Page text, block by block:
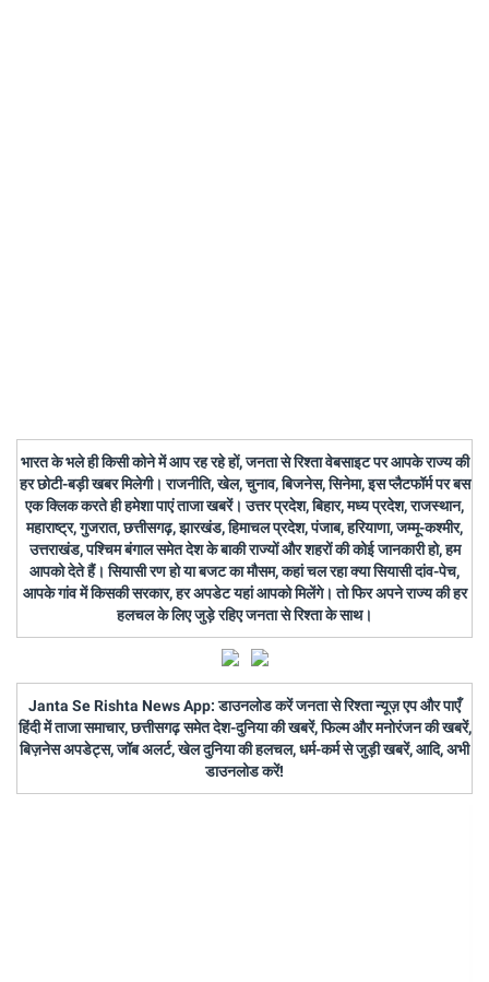
भारत के भले ही किसी कोने में आप रह रहे हों, जनता से रिश्ता वेबसाइट पर आपके राज्य की
हर छोटी-बड़ी खबर मिलेगी। राजनीति, खेल, चुनाव, बिजनेस, सिनेमा, इस प्लैटफॉर्म पर बस
एक क्लिक करते ही हमेशा पाएं ताजा खबरें। उत्तर प्रदेश, बिहार, मध्य प्रदेश, राजस्थान,
महाराष्ट्र, गुजरात, छत्तीसगढ़, झारखंड, हिमाचल प्रदेश, पंजाब, हरियाणा, जम्मू-कश्मीर,
उत्तराखंड, पश्चिम बंगाल समेत देश के बाकी राज्यों और शहरों की कोई जानकारी हो, हम
आपको देते हैं। सियासी रण हो या बजट का मौसम, कहां चल रहा क्या सियासी दांव-पेच,
आपके गांव में किसकी सरकार, हर अपडेट यहां आपको मिलेंगे। तो फिर अपने राज्य की हर
हलचल के लिए जुड़े रहिए जनता से रिश्ता के साथ।
Janta Se Rishta News App: डाउनलोड करें जनता से रिश्ता न्यूज़ एप और पाएँ
हिंदी में ताजा समाचार, छत्तीसगढ़ समेत देश-दुनिया की खबरें, फिल्म और मनोरंजन की खबरें,
बिज़नेस अपडेट्स, जॉब अलर्ट, खेल दुनिया की हलचल, धर्म-कर्म से जुड़ी खबरें, आदि, अभी
डाउनलोड करें!